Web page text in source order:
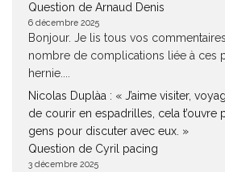
Question de Arnaud Denis
6 décembre 2025
Bonjour. Je lis tous vos
nombre de complications liée à ces
hernie....
Nicolas Duplàa : « J’aime visiter,
de courir en espadrilles, cela t’ouvre
gens pour discuter avec eux. »
Question de Cyril pacing
3 décembre 2025